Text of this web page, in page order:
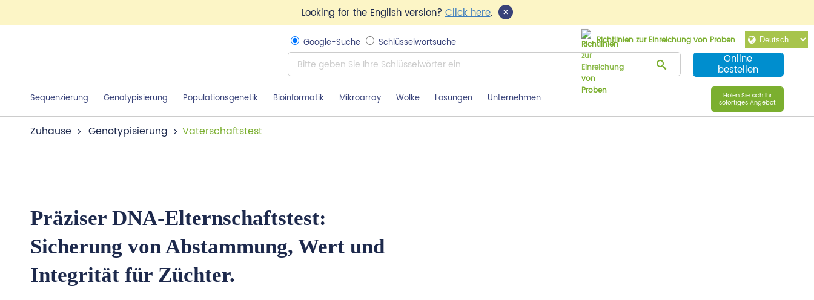
Looking for the English version?Click here. ×
Richtlinien zur Einreichung von Proben
Google-Suche Schlüsselwortsuche
Online
bestellen
Sequenzierung Genotypisierung Populationsgenetik Bioinformatik Mikroarray Wolke Lösungen Unternehmen Holen Sie sich Ihr
sofortiges Angebot
Zuhause Genotypisierung Vaterschaftstest
Präziser DNA-Elternschaftstest:
Sicherung von Abstammung, Wert und
Integrität für Züchter.